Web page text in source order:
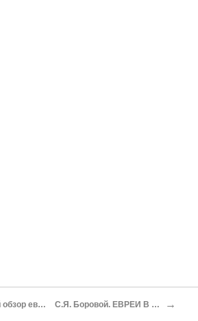
Библиографический обзор еврейских источников по истории классовой борьбы на Украине в XVII веке С.Я. Боровой. ЕВРЕИ В ЗАПОРОЖСКОЙ СЕЧИ (По материалам сечевого архива)[1] →